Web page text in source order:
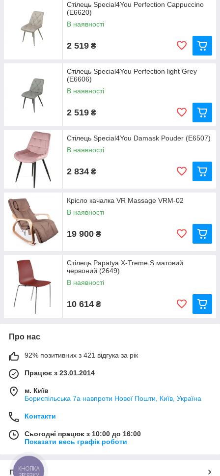
Стілець Special4You Perfection Cappucсino
(E6620)
В наявності
2 519 ₴
Стілець Special4You Perfection light Grey
(E6606)
В наявності
2 519 ₴
Стілець Special4You Damask Pouder (E6507)
В наявності
2 834 ₴
Крісло качалка VR Massage VRM-02
В наявності
19 900 ₴
Стілець Papatya X-Treme S матовий
червоний (2649)
В наявності
10 614 ₴
Про нас
92% позитивних з 421 відгука за рік
Працює з 23.01.2014
м. Київ
Бориспільська 7а навпроти Нової Пошти, Київ, Україна
Контакти
Сьогодні працює з 10:00 до 16:00
Показати весь графік роботи
Про нас
КНОПКА